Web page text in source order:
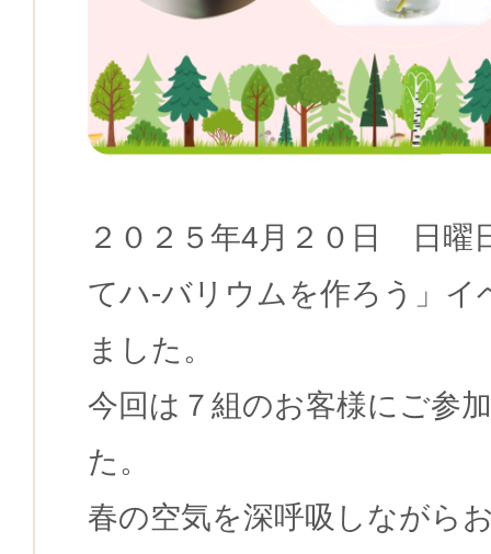
２０２５年4月２０日 日
てハ-バリウムを作ろう」イ
ました。
今回は７組のお客様にご参
た。
春の空気を深呼吸しながら